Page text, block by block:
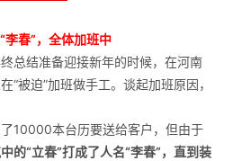
李春”，全体加班中
总结准备迎接新年的时候，在河南
“被迫”加班做手工。谈起加班原因，
10000本台历要送给客户，但由于
的“立春”打成了人名“李春”，直到装